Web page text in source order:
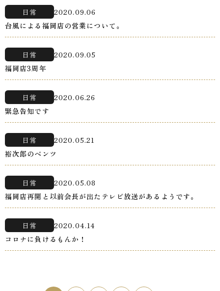
日常
2020.09.06
台風による福岡店の営業について。
日常
2020.09.05
福岡店3周年
日常
2020.06.26
緊急告知です
日常
2020.05.21
裕次郎のベンツ
日常
2020.05.08
福岡店再開と以前会長が出たテレビ放送があるようです。
日常
2020.04.14
コロナに負けるもんか！